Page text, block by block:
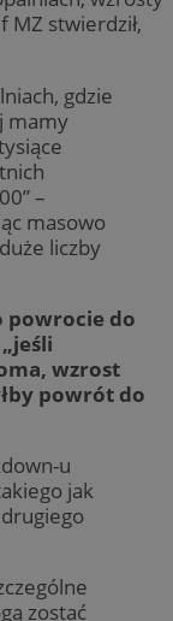
MZ stwierdził,
gdzie
mamy
–
masowo
liczby
powrocie do
wzrost
powrót do
u
jak
zostać